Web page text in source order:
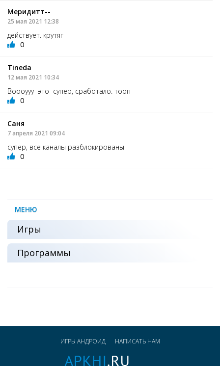
Меридитт--
25 мая 2021 12:38
действует. крутяг
0
Tineda
12 мая 2021 10:34
Воооууу это супер, сработало. тооп
0
Саня
7 апреля 2021 09:04
супер, все каналы разблокированы
0
МЕНЮ
Игры
Программы
ИГРЫ АНДРОИД НАПИСАТЬ НАМ